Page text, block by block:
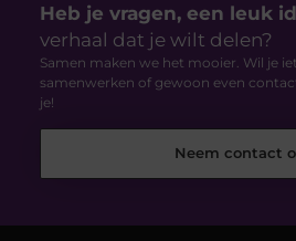
Heb je vragen, een leuk
verhaal dat je wilt delen?
Samen maken we het mooier. Wil je
samenwerken of gewoon even
je!
Neem contact